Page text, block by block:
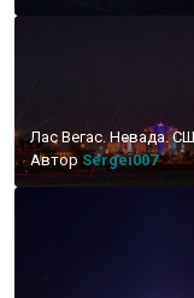
Лас Вегас. Невада.
Автор Sergei007